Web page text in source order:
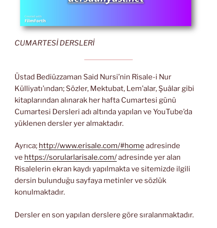
CUMARTESİ DERSLERİ
Üstad Bediüzzaman Said Nursi’nin Risale-i Nur
Külliyatı’ından; Sözler, Mektubat, Lem’alar, Şuâlar gibi
kitaplarından alınarak her hafta Cumartesi günü
Cumartesi Dersleri adı altında yapılan ve YouTube’da
yüklenen dersler yer almaktadır.
Ayrıca; http://www.erisale.com/#home adresinde
ve https://sorularlarisale.com/adresinde yer alan
Risalelerin ekran kaydı yapılmakta ve sitemizde ilgili
dersin bulunduğu sayfaya metinler ve sözlük
konulmaktadır.
Dersler en son yapılan derslere göre sıralanmaktadır.